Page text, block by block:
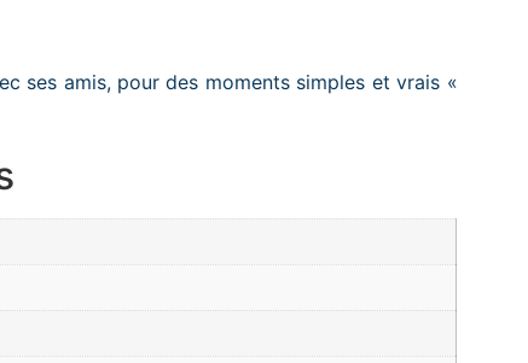
ses amis, pour des moments simples et vrais «